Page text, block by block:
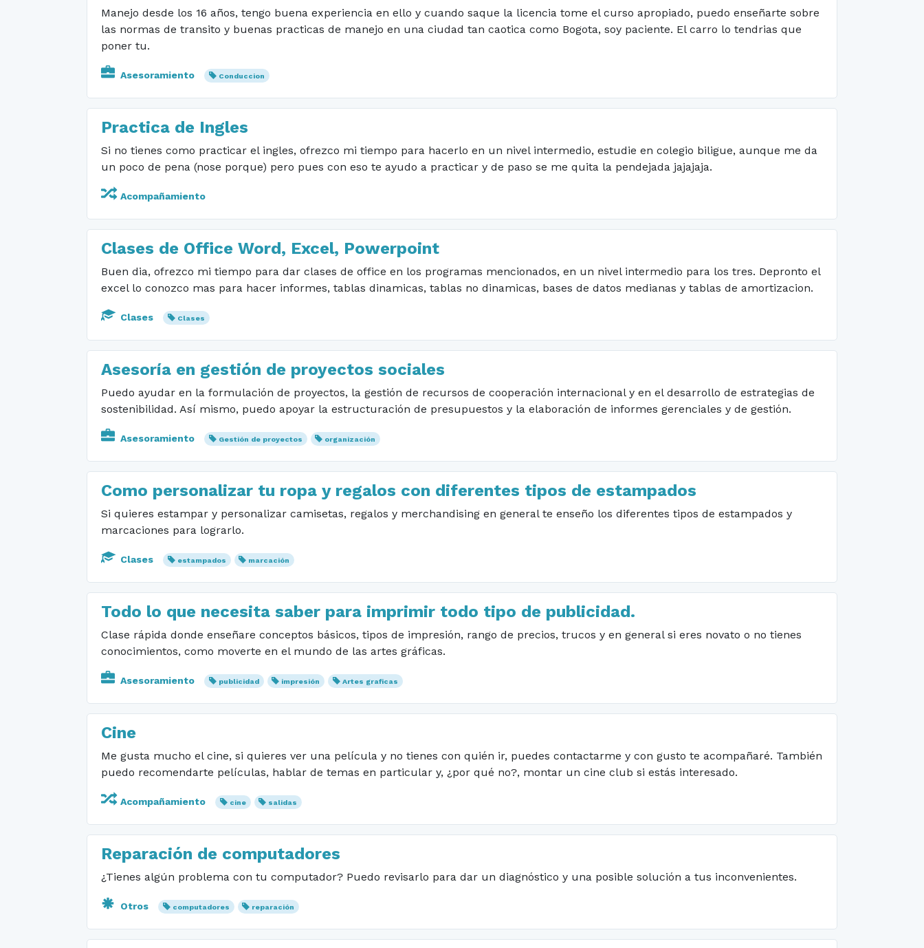
Manejo desde los 16 años, tengo buena experiencia en ello y cuando saque la licencia tome el curso apropiado, puedo enseñarte sobre
las normas de transito y buenas practicas de manejo en una ciudad tan caotica como Bogota, soy paciente. El carro lo tendrias que
poner tu.
Asesoramiento Conduccion
Practica de Ingles
Si no tienes como practicar el ingles, ofrezco mi tiempo para hacerlo en un nivel intermedio, estudie en colegio biligue, aunque me da
un poco de pena (nose porque) pero pues con eso te ayudo a practicar y de paso se me quita la pendejada jajajaja.
Acompañamiento
Clases de Office Word, Excel, Powerpoint
Buen dia, ofrezco mi tiempo para dar clases de office en los programas mencionados, en un nivel intermedio para los tres. Depronto el
excel lo conozco mas para hacer informes, tablas dinamicas, tablas no dinamicas, bases de datos medianas y tablas de amortizacion.
Clases Clases
Asesoría en gestión de proyectos sociales
Puedo ayudar en la formulación de proyectos, la gestión de recursos de cooperación internacional y en el desarrollo de estrategias de
sostenibilidad. Así mismo, puedo apoyar la estructuración de presupuestos y la elaboración de informes gerenciales y de gestión.
Asesoramiento Gestión de proyectos organización
Como personalizar tu ropa y regalos con diferentes tipos de estampados
Si quieres estampar y personalizar camisetas, regalos y merchandising en general te enseño los diferentes tipos de estampados y
marcaciones para lograrlo.
Clases estampados marcación
Todo lo que necesita saber para imprimir todo tipo de publicidad.
Clase rápida donde enseñare conceptos básicos, tipos de impresión, rango de precios, trucos y en general si eres novato o no tienes
conocimientos, como moverte en el mundo de las artes gráficas.
Asesoramiento publicidad impresión Artes graficas
Cine
Me gusta mucho el cine, si quieres ver una película y no tienes con quién ir, puedes contactarme y con gusto te acompañaré. También
puedo recomendarte películas, hablar de temas en particular y, ¿por qué no?, montar un cine club si estás interesado.
Acompañamiento cine salidas
Reparación de computadores
¿Tienes algún problema con tu computador? Puedo revisarlo para dar un diagnóstico y una posible solución a tus inconvenientes.
Otros computadores reparación